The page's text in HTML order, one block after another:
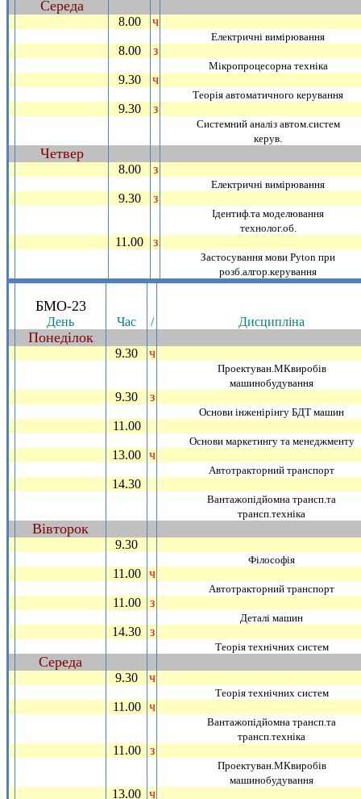
Середа
8.00 ч
Електричнi вимiрювання
8.00 з
Мiкропроцесорна технiка
9.30 ч
Теорiя автоматичного керування
9.30 з
Системний аналiз автом.систем
керув.
Четвер
8.00 з
Електричнi вимiрювання
9.30 з
Iдентиф.та моделювання
технолог.об.
11.00 з
Застосування мови Pyton при
розб.алгор.керування
БМО-23
День Час / Дисциплiна
Понедiлок
9.30 ч
Проектуван.МКвиробiв
машинобудування
9.30 з
Основи iнженiрiнгу БДТ машин
11.00
Основи маркетингу та менеджменту
13.00 ч
Автотракторний транспорт
14.30
Вантажопiдйомна трансп.та
трансп.технiка
Вiвторок
9.30
Фiлософiя
11.00 ч
Автотракторний транспорт
11.00 з
Деталi машин
14.30 з
Теорiя технiчних систем
Середа
9.30 ч
Теорiя технiчних систем
11.00 ч
Вантажопiдйомна трансп.та
трансп.технiка
11.00 з
Проектуван.МКвиробiв
машинобудування
13.00 ч